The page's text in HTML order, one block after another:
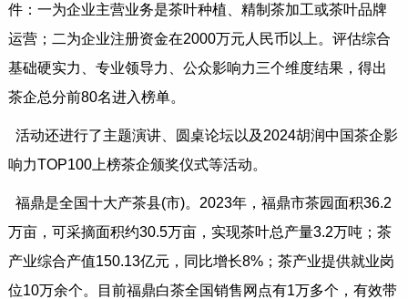
件：一为企业主营业务是茶叶种植、精制茶加工或茶叶品牌
运营；二为企业注册资金在2000万元人民币以上。评估综合
基础硬实力、专业领导力、公众影响力三个维度结果，得出
茶企总分前80名进入榜单。
活动还进行了主题演讲、圆桌论坛以及2024胡润中国茶企影
响力TOP100上榜茶企颁奖仪式等活动。
福鼎是全国十大产茶县(市)。2023年，福鼎市茶园面积36.2
万亩，可采摘面积约30.5万亩，实现茶叶总产量3.2万吨；茶
产业综合产值150.13亿元，同比增长8%；茶产业提供就业岗
位10万余个。目前福鼎白茶全国销售网点有1万多个，有效带